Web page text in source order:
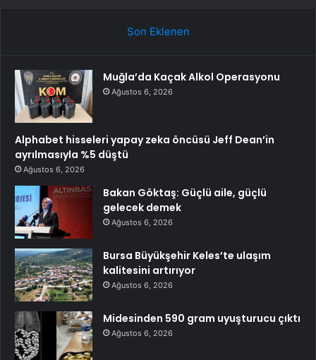
Son Eklenen
Muğla’da Kaçak Alkol Operasyonu
Ağustos 6, 2026
Alphabet hisseleri yapay zeka öncüsü Jeff Dean’in
ayrılmasıyla %5 düştü
Ağustos 6, 2026
Bakan Göktaş: Güçlü aile, güçlü
gelecek demek
Ağustos 6, 2026
Bursa Büyükşehir Keles’te ulaşım
kalitesini artırıyor
Ağustos 6, 2026
Midesinden 590 gram uyuşturucu çıktı
Ağustos 6, 2026